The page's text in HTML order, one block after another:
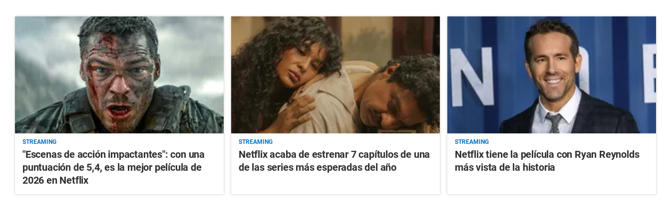
STREAMING
"Escenas de acción impactantes": con una
puntuación de 5,4, es la mejor película de
2026 en Netflix
STREAMING
Netflix acaba de estrenar 7 capítulos de una
de las series más esperadas del año
STREAMING
Netflix tiene la película con Ryan Reynolds
más vista de la historia